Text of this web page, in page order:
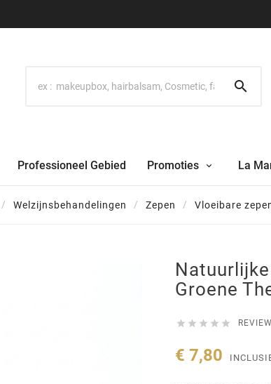

Professioneel Gebied Promoties La
Welzijnsbehandelingen Zepen Vloeibare
Groene
    
€ 7,80